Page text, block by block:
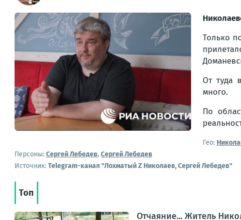
Только
От туда
много.
По
Гео:
Персоны: Сергей Лебедев, Сергей Лебедев
Источник: Telegram-канал "Лохматый Z Николаев, Сергей Лебедев"
Топ
Отчаяние... Житель